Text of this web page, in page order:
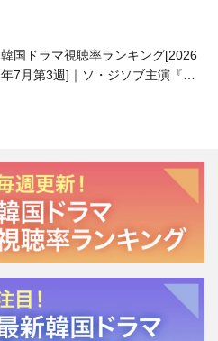
韓国ドラマ視聴率ランキング[2026
年7月第3週]｜ソ・ジソブ主演『エ